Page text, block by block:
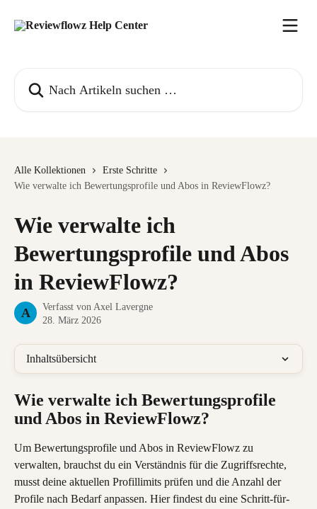
Alle Kollektionen
Erste Schritte
Wie verwalte ich Bewertungsprofile und Abos in ReviewFlowz?
Wie verwalte ich
Bewertungsprofile und Abos
in ReviewFlowz?
A Verfasst von Axel Lavergne
28. März 2026
Inhaltsübersicht
Wie verwalte ich Bewertungsprofile
und Abos in ReviewFlowz?
Um Bewertungsprofile und Abos in ReviewFlowz zu
verwalten, brauchst du ein Verständnis für die Zugriffsrechte,
musst deine aktuellen Profillimits prüfen und die Anzahl der
Profile nach Bedarf anpassen. Hier findest du eine Schritt-für-